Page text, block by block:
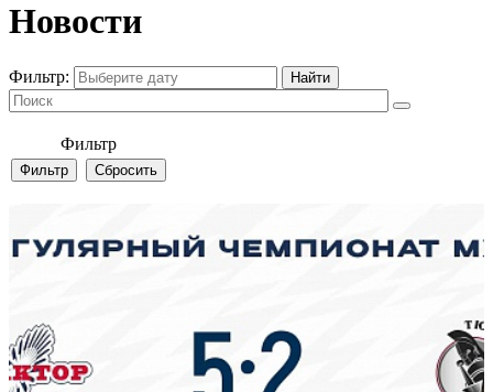
Новости
Фильтр:
Фильтр